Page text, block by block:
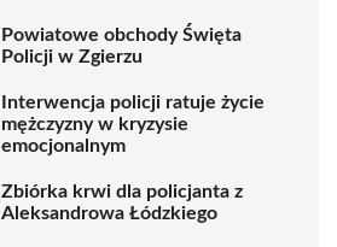
Powiatowe obchody Święta
Policji w Zgierzu
Interwencja policji ratuje życie
mężczyzny w kryzysie
emocjonalnym
Zbiórka krwi dla policjanta z
Aleksandrowa Łódzkiego